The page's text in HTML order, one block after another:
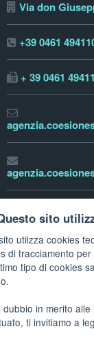
Via don
+39 0461
+ 39 0461
per la
sito
utilzza cookies
di tracciamento
tipo di cookies
dubbio in merito
ti invitiamo a